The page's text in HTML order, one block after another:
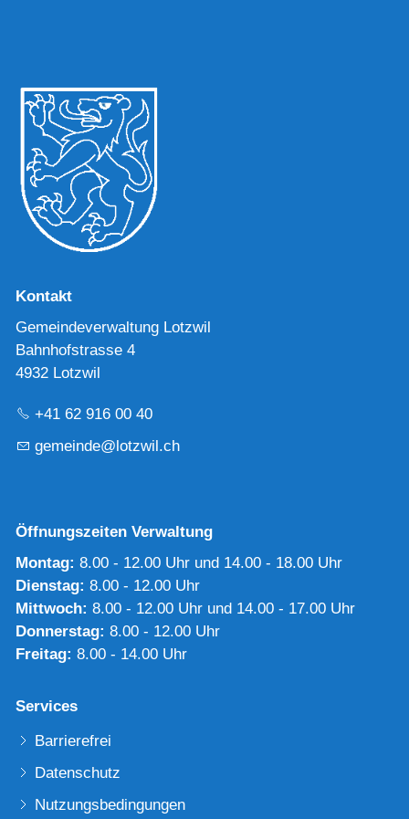
Kontakt
Gemeindeverwaltung Lotzwil
Bahnhofstrasse 4
4932 Lotzwil
+41 62 916 00 40
g m nd tzw ch
Öffnungszeiten Verwaltung
Montag: 8.00 - 12.00 Uhr und 14.00 - 18.00 Uhr
Dienstag: 8.00 - 12.00 Uhr
Mittwoch: 8.00 - 12.00 Uhr und 14.00 - 17.00 Uhr
Donnerstag: 8.00 - 12.00 Uhr
Freitag: 8.00 - 14.00 Uhr
Services
Barrierefrei
Datenschutz
Nutzungsbedingungen